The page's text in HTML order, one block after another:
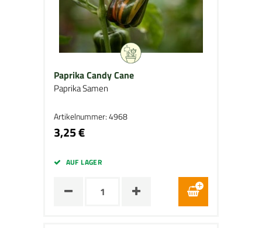
Paprika Candy Cane
Paprika Samen
Artikelnummer: 4968
3,25 €
AUF LAGER